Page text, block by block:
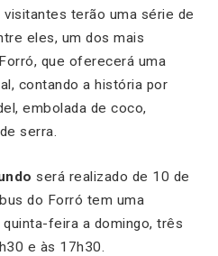
terão uma série de
eles, um dos mais
que oferecerá uma
contando a história por
embolada de coco,
serra.
será realizado de 10 de
do Forró tem uma
feira a domingo, três
e às 17h30.